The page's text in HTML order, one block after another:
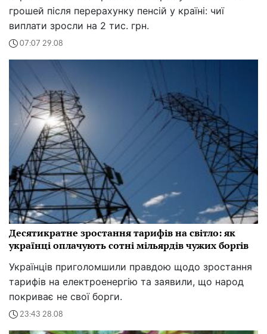
грошей після перерахунку пенсій у країні: чиї
виплати зросли на 2 тис. грн.
07:07 29.08
Десятикратне зростання тарифів на світло: як
українці оплачують сотні мільярдів чужих боргів
Українців приголомшили правдою щодо зростання
тарифів на електроенергію та заявили, що народ
покриває не свої борги.
23:43 28.08